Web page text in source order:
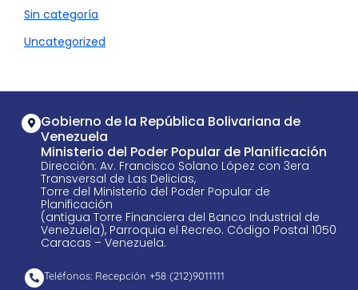
Sin categoría
Uncategorized
Gobierno de la República Bolivariana de
Venezuela
Ministerio del Poder Popular de Planificación
Dirección: Av. Francisco Solano López con 3era
Transversal de Las Delicias,
Torre del Ministerio del Poder Popular de
Planificación
(antigua Torre Financiera del Banco Industrial de
Venezuela), Parroquia el Recreo. Código Postal 1050
Caracas – Venezuela.
Teléfonos: Recepción +58 ​(212)9011111